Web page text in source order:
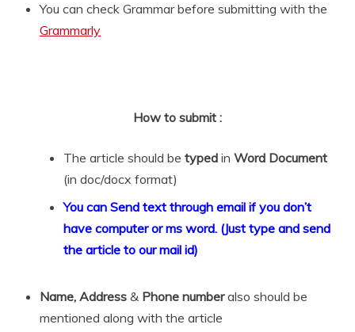
You can check Grammar before submitting with the
Grammarly
How to submit :
The article should be typed in Word Document
(in doc/docx format)
You can Send text through email if you don’t
have computer or ms word. (Just type and send
the article to our mail id)
Name, Address & Phone numberalso should be
mentioned along with the article